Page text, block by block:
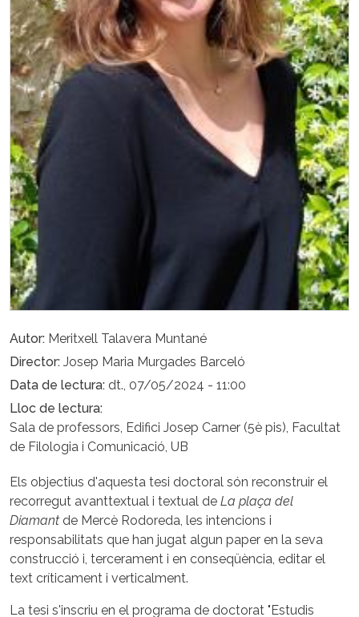
Autor Meritxell Talavera Muntané
Director Josep Maria Murgades Barceló
Data de lectura dt., 07/05/2024 - 11:00
Lloc de lectura
Sala de professors, Edifici Josep Carner (5è pis), Facultat
de Filologia i Comunicació, UB
Els objectius d'aquesta tesi doctoral són reconstruir el
recorregut avanttextual i textual de La plaça del
Diamant de Mercè Rodoreda, les intencions i
responsabilitats que han jugat algun paper en la seva
construcció i, tercerament i en conseqüència, editar el
text críticament i verticalment.
La tesi s'inscriu en el programa de doctorat "Estudis